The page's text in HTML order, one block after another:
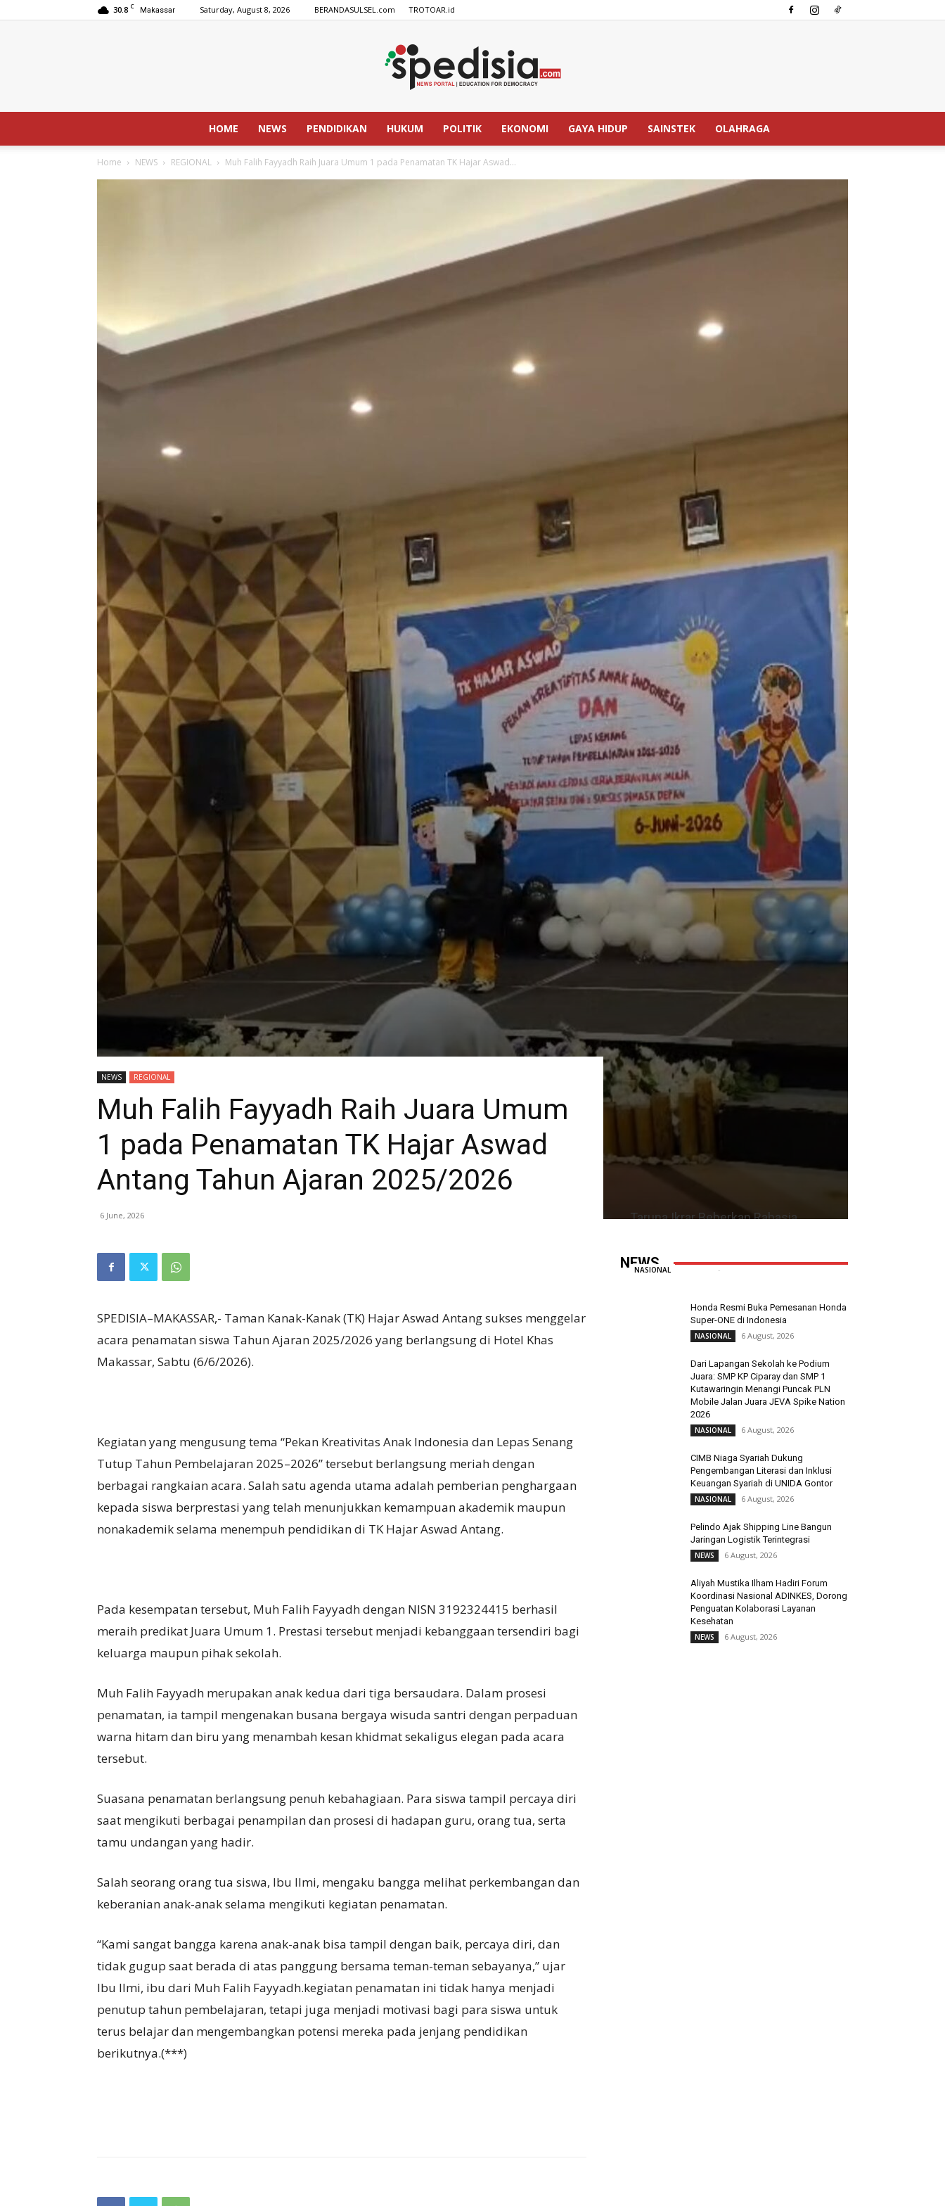
30.8 C Makassar Saturday, August 8, 2026 BERANDASULSEL.com TROTOAR.id
SPEDISIA.com
HOME NEWS PENDIDIKAN HUKUM POLITIK EKONOMI GAYA HIDUP SAINSTEK OLAHRAGA
Home NEWS REGIONAL Muh Falih Fayyadh Raih Juara Umum 1 pada Penamatan TK Hajar Aswad...
NEWS REGIONAL
Muh Falih Fayyadh Raih Juara Umum
1 pada Penamatan TK Hajar Aswad
Antang Tahun Ajaran 2025/2026
6 June, 2026
SPEDISIA–MAKASSAR,- Taman Kanak-Kanak (TK) Hajar Aswad Antang sukses menggelar
acara penamatan siswa Tahun Ajaran 2025/2026 yang berlangsung di Hotel Khas
Makassar, Sabtu (6/6/2026).
Kegiatan yang mengusung tema “Pekan Kreativitas Anak Indonesia dan Lepas Senang
Tutup Tahun Pembelajaran 2025–2026” tersebut berlangsung meriah dengan
berbagai rangkaian acara. Salah satu agenda utama adalah pemberian penghargaan
kepada siswa berprestasi yang telah menunjukkan kemampuan akademik maupun
nonakademik selama menempuh pendidikan di TK Hajar Aswad Antang.
Pada kesempatan tersebut, Muh Falih Fayyadh dengan NISN 3192324415 berhasil
meraih predikat Juara Umum 1. Prestasi tersebut menjadi kebanggaan tersendiri bagi
keluarga maupun pihak sekolah.
Muh Falih Fayyadh merupakan anak kedua dari tiga bersaudara. Dalam prosesi
penamatan, ia tampil mengenakan busana bergaya wisuda santri dengan perpaduan
warna hitam dan biru yang menambah kesan khidmat sekaligus elegan pada acara
tersebut.
Suasana penamatan berlangsung penuh kebahagiaan. Para siswa tampil percaya diri
saat mengikuti berbagai penampilan dan prosesi di hadapan guru, orang tua, serta
tamu undangan yang hadir.
Salah seorang orang tua siswa, Ibu Ilmi, mengaku bangga melihat perkembangan dan
keberanian anak-anak selama mengikuti kegiatan penamatan.
“Kami sangat bangga karena anak-anak bisa tampil dengan baik, percaya diri, dan
tidak gugup saat berada di atas panggung bersama teman-teman sebayanya,” ujar
Ibu Ilmi, ibu dari Muh Falih Fayyadh.kegiatan penamatan ini tidak hanya menjadi
penutup tahun pembelajaran, tetapi juga menjadi motivasi bagi para siswa untuk
terus belajar dan mengembangkan potensi mereka pada jenjang pendidikan
berikutnya.(***)
NEWS
Taruna Ikrar Beberkan Rahasia
NASIONAL -
Honda Resmi Buka Pemesanan Honda
Super-ONE di Indonesia
NASIONAL 6 August, 2026
Dari Lapangan Sekolah ke Podium
Juara: SMP KP Ciparay dan SMP 1
Kutawaringin Menangi Puncak PLN
Mobile Jalan Juara JEVA Spike Nation
2026
NASIONAL 6 August, 2026
CIMB Niaga Syariah Dukung
Pengembangan Literasi dan Inklusi
Keuangan Syariah di UNIDA Gontor
NASIONAL 6 August, 2026
Pelindo Ajak Shipping Line Bangun
Jaringan Logistik Terintegrasi
NEWS 6 August, 2026
Aliyah Mustika Ilham Hadiri Forum
Koordinasi Nasional ADINKES, Dorong
Penguatan Kolaborasi Layanan
Kesehatan
NEWS 6 August, 2026